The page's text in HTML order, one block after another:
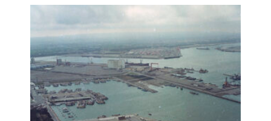
latest